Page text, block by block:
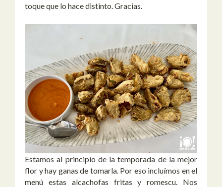
toque que lo hace distinto. Gracias.
Estamos al principio de la temporada de la mejor
flor y hay ganas de tomarla. Por eso incluímos en el
menú estas alcachofas fritas y romescu. Nos